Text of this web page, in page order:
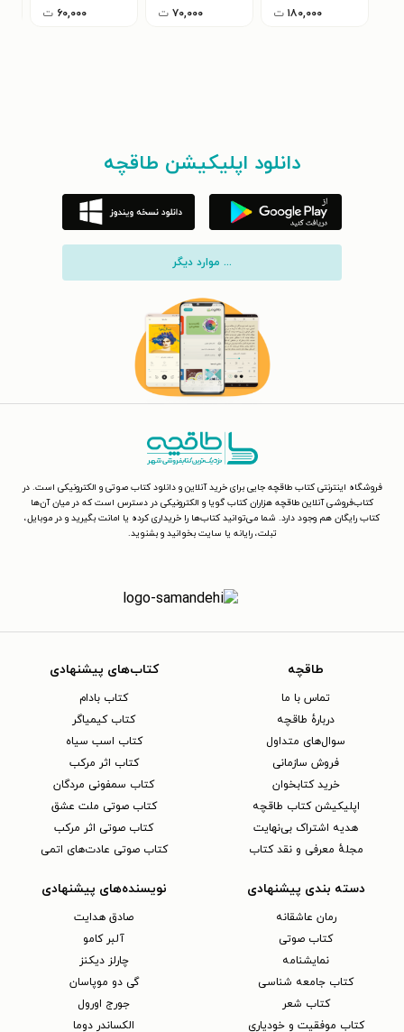
۱۸۰,۰۰۰ ت ۷۰,۰۰۰ ت ۶۰,۰۰۰ ت
دانلود اپلیکیشن طاقچه
... موارد دیگر
فروشگاه اینترنتی کتاب طاقچه جایی برای خرید آنلاین و دانلود کتاب صوتی و الکترونیکی است. در
کتاب‌فروشی آنلاین طاقچه هزاران کتاب گویا و الکترونیکی در دسترس است که در میان آن‌ها
کتاب رایگان هم وجود دارد. شما می‌توانید کتاب‌ها را خریداری کرده یا امانت بگیرید و در موبایل،
تبلت، رایانه یا سایت بخوانید و بشنوید.
طاقچه
تماس با ما
دربارهٔ طاقچه
سوال‌های متداول
فروش سازمانی
خرید کتابخوان
اپلیکیشن کتاب طاقچه
هدیه اشتراک بی‌نهایت
مجلهٔ معرفی و نقد کتاب
کتاب‌های پیشنهادی
کتاب بادام
کتاب کیمیاگر
کتاب اسب سیاه
کتاب اثر مرکب
کتاب سمفونی مردگان
کتاب صوتی ملت عشق
کتاب صوتی اثر مرکب
کتاب صوتی عادت‌های اتمی
دسته بندی پیشنهادی
رمان عاشقانه
کتاب‌ صوتی
نمایشنامه
کتاب جامعه شناسی
کتاب شعر
کتاب موفقیت و خودیاری
نویسنده‌های پیشنهادی
صادق هدایت
آلبر کامو
چارلز دیکنز
گی دو موپاسان
جورج اورول
الکساندر دوما